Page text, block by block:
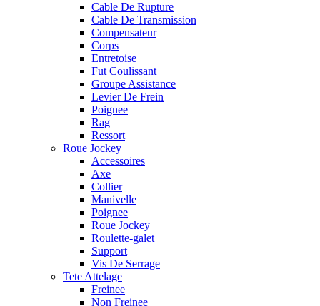
Cable De Rupture
Cable De Transmission
Compensateur
Corps
Entretoise
Fut Coulissant
Groupe Assistance
Levier De Frein
Poignee
Rag
Ressort
Roue Jockey
Accessoires
Axe
Collier
Manivelle
Poignee
Roue Jockey
Roulette-galet
Support
Vis De Serrage
Tete Attelage
Freinee
Non Freinee